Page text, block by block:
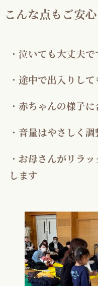
こんな点もご安
・ 泣いても大丈夫で
・ 途中で出入りし
・ 赤ちゃんの様子
・ 音量はやさしく調
・ お母さんがリラ
します